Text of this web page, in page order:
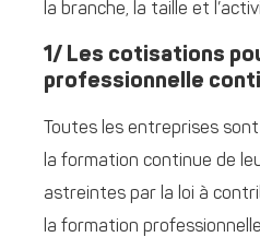
la branche, la taille et
1/ Les cotisations
professionnelle
Toutes les entreprises
la formation continue de
astreintes par la loi à
la formation